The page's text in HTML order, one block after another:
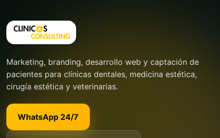
Marketing, branding, desarrollo web y captación de
pacientes para clínicas dentales, medicina estética,
cirugía estética y veterinarias.
WhatsApp 24/7